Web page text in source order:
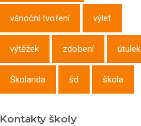
vánoční tvoření výlet
výtěžek zdobení útulek
Školanda šd škola
Kontakty školy